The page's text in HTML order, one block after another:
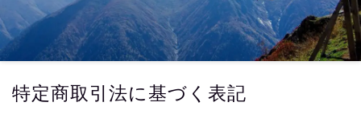
特定商取引法に基づく表記